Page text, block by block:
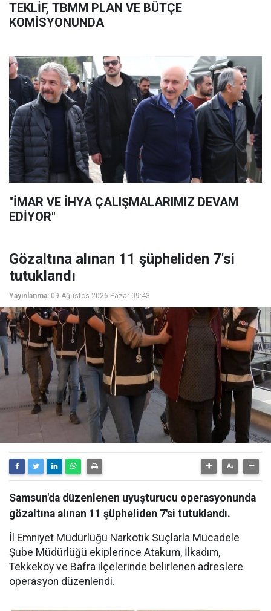
TEKLİF, TBMM PLAN VE BÜTÇE
KOMİSYONUNDA
"İMAR VE İHYA ÇALIŞMALARIMIZ DEVAM
EDİYOR"
Gözaltına alınan 11 şüpheliden 7'si
tutuklandı
Yayınlanma: 09 Ağustos 2026 Pazar 09:43
Samsun'da düzenlenen uyuşturucu operasyonunda
gözaltına alınan 11 şüpheliden 7'si tutuklandı.
İl Emniyet Müdürlüğü Narkotik Suçlarla Mücadele
Şube Müdürlüğü ekiplerince Atakum, İlkadım,
Tekkeköy ve Bafra ilçelerinde belirlenen adreslere
operasyon düzenlendi.